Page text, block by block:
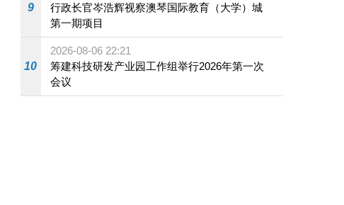
9
行政长官岑浩辉视察澳琴国际教育（大学）城
第一期项目
10
2026-08-06 22:21
筹建科技研发产业园工作组举行2026年第一次
会议